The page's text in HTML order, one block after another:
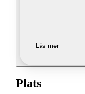
Läs mer
Plats